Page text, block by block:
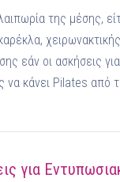
της μέσης,
εάν οι ασκήσεις
να κάνει Pilates από
για